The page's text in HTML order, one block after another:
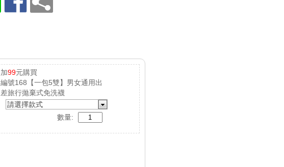
加99元購買
編號168【一包5雙】男女通用出
差旅行拋棄式免洗襪
請選擇款式
數量: